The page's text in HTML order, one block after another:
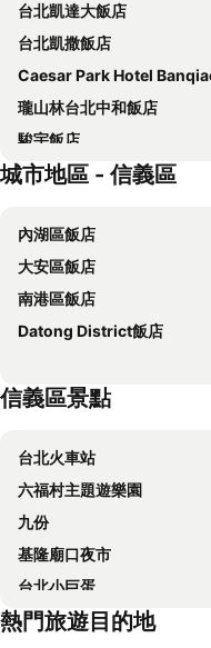
台北凱達大飯店
台北凱撒飯店
Caesar Park Hotel
瓏山林台北中和飯店
駿宇飯店
The Grand Hotel
Xi Ke Hotel - Sanchong
富裕自由商旅 - 忠孝館
FX Hotel Taipei Nanjing East Road
Hotel Fun - Linsen
台北天成大飯店
Forte Hotel Xizhi
Finders Hotel
首都大飯店 - 松山館
Formosa 101 Taipei Main
台北西門窩
Just Palace
城市地區 - 信義區
內湖區飯店
大安區飯店
南港區飯店
Datong District飯店
信義區景點
台北火車站
六福村主題遊樂園
九份
基隆廟口夜市
台北小巨蛋
Taipei 101
熱門旅遊目的地